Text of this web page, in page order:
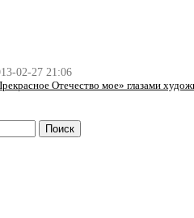
02-27 21:06
Отечество мое» глазами